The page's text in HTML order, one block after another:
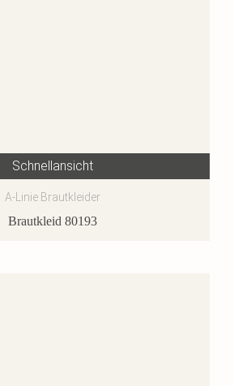
Schnellansicht
A-Linie Brautkleider
Brautkleid 80193